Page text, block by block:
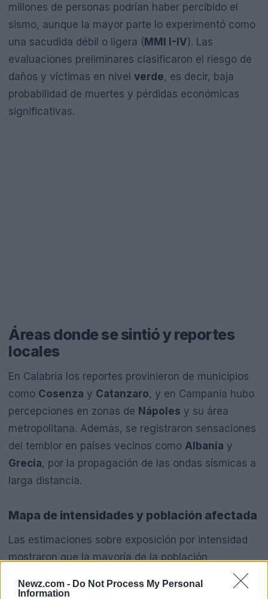
Newz.com - Do Not Process My Personal
Information
millones de personas podrían haber percibido el
sismo, aunque la mayor parte lo experimentó como
una sacudida débil o ligera (MMI I-IV). Las
evaluaciones preliminares clasificaron el riesgo de
daños y víctimas en nivel verde, es decir, baja
probabilidad de muertes y pérdidas económicas
significativas.
Áreas donde se sintió y reportes
locales
En Calabria los reportes provinieron de municipios
como Cosenza y Catanzaro, y en Campania hubo
percepciones en zonas de Nápoles y su área
metropolitana. Además, se registraron sensaciones
del temblor en países vecinos como Albania y
Grecia, por la propagación de las ondas sísmicas a
larga distancia.
Mapa de intensidades y población afectada
Las estimaciones sobre exposición por intensidad
mostraron que la mayoría de la población
experimentó niveles I a III (no perceptible o débil),
mientras que alrededor de 2,1 millones de personas